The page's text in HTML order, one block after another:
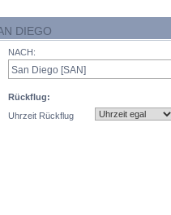
DIEGO
NACH:
Rückflug:
Uhrzeit Rückflug